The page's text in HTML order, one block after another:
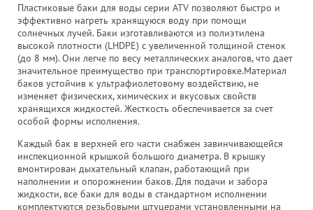
Пластиковые баки для воды серии ATV позволяют быстро и
эффективно нагреть хранящуюся воду при помощи
солнечных лучей. Баки изготавливаются из полиэтилена
высокой плотности (LHDPE) с увеличенной толщиной стенок
(до 8 мм). Они легче по весу металлических аналогов, что дает
значительное преимущество при транспортировке.Материал
баков устойчив к ультрафиолетовому воздействию, не
изменяет физических, химических и вкусовых свойств
хранящихся жидкостей. Жесткость обеспечивается за счет
особой формы исполнения.
Каждый бак в верхней его части снабжен завинчивающейся
инспекционной крышкой большого диаметра. В крышку
вмонтирован дыхательный клапан, работающий при
наполнении и опорожнении баков. Для подачи и забора
жидкости, все баки для воды в стандартном исполнении
комплектуются резьбовыми штуцерами установленными на